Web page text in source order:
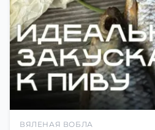
ВЯЛЕНАЯ ВОБЛА